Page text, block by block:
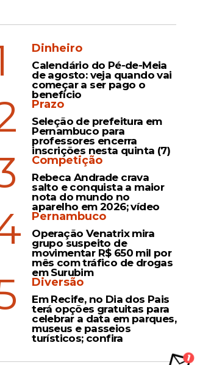
Dinheiro
Calendário do Pé-de-Meia
de agosto: veja quando vai
começar a ser pago o
benefício
Prazo
Seleção de prefeitura em
Pernambuco para
professores encerra
inscrições nesta quinta (7)
Competição
Rebeca Andrade crava
salto e conquista a maior
nota do mundo no
aparelho em 2026; vídeo
Pernambuco
Operação Venatrix mira
grupo suspeito de
movimentar R$ 650 mil por
mês com tráfico de drogas
em Surubim
Diversão
Em Recife, no Dia dos Pais
terá opções gratuitas para
celebrar a data em parques,
museus e passeios
turísticos; confira